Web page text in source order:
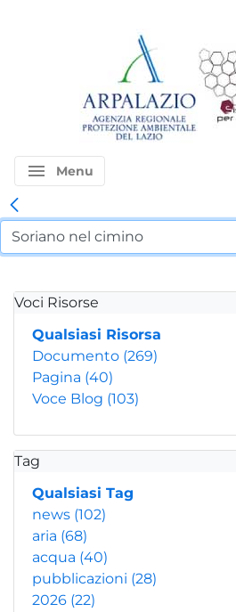
menu Menu
Voci Risorse
Qualsiasi Risorsa
Documento (269)
Pagina (40)
Voce Blog (103)
Tag
Qualsiasi Tag
news (102)
aria (68)
acqua (40)
pubblicazioni (28)
2026 (22)